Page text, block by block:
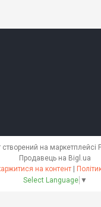
створений на маркетплейсі
Продавець на Bigl.ua
на контент |
Select Language ▼